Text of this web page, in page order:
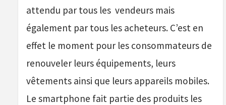
attendu par tous les vendeurs mais
également par tous les acheteurs. C’est en
effet le moment pour les consommateurs de
renouveler leurs équipements, leurs
vêtements ainsi que leurs appareils mobiles.
Le smartphone fait partie des produits les